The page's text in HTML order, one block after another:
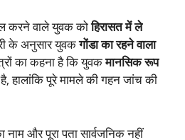
करने वाले युवक कोहिरासत में ले
के अनुसार युवकगोंडा का रहने वाला
का कहना है कि युवकमानसिक रूप
है, हालांकि पूरे मामले की गहन जांच की
और पूरा पता सार्वजनिक नहीं